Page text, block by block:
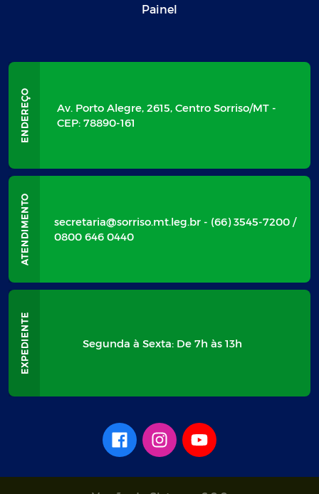
Painel
Av. Porto Alegre, 2615, Centro Sorriso/MT -
CEP: 78890-161
secretaria@sorriso.mt.leg.br - (66) 3545-7200 /
0800 646 0440
Segunda à Sexta: De 7h às 13h